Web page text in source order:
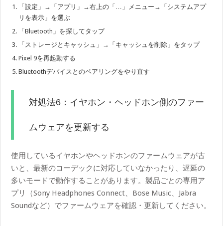
「設定」→「アプリ」→右上の「…」メニュー→「システムアプ
リを表示」を選ぶ
「Bluetooth」を探してタップ
「ストレージとキャッシュ」→「キャッシュを削除」をタップ
Pixel 9を再起動する
Bluetoothデバイスとのペアリングをやり直す
対処法6：イヤホン・ヘッドホン側のファー
ムウェアを更新する
使用しているイヤホンやヘッドホンのファームウェアが古
いと、最新のコーデックに対応していなかったり、遅延の
多いモードで動作することがあります。製品ごとの専用ア
プリ（Sony Headphones Connect、Bose Music、Jabra
Soundなど）でファームウェアを確認・更新してください。